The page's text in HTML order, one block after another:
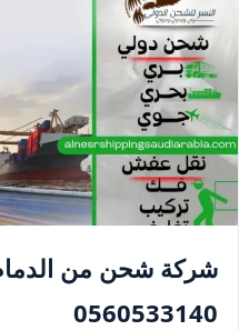
شركة شحن من
0560533140